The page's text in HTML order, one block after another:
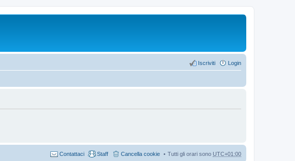
Login
Iscriviti
Tutti gli orari sono UTC+01:00
Cancella cookie
Staff
Contattaci